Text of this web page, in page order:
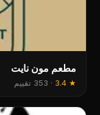
مطعم مون نايت
★
3.4
· 353 تقييم